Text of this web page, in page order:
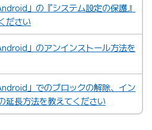
」の『システム設定の保護』
ださい
」のアンインストール方法を
」でのブロックの解除、イン
延長方法を教えてください